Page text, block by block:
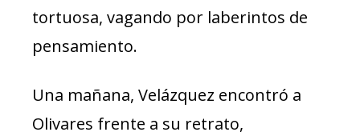
tortuosa, vagando por laberintos de
pensamiento.
Una mañana, Velázquez encontró a
Olivares frente a su retrato,